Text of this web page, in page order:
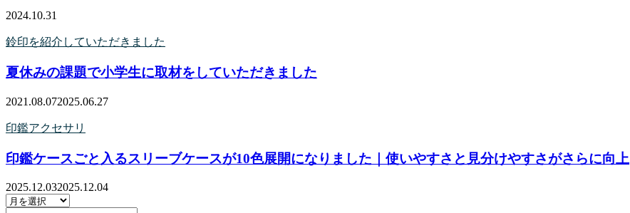
2024.10.31
鈴印を紹介していただきました
夏休みの課題で小学生に取材をしていただきました
2021.08.072025.06.27
印鑑アクセサリ
印鑑ケースごと入るスリーブケースが10色展開になりました｜使いやすさと見分けやすさがさらに向上
2025.12.032025.12.04